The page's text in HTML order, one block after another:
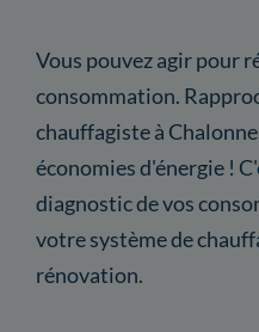
Vous pouvez agir pour
consommation.
chauffagiste à
économies d'énergie !
diagnostic de vos
votre système de
rénovation.